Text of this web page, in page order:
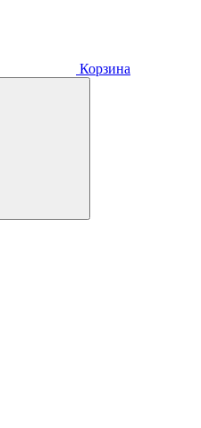
Корзина